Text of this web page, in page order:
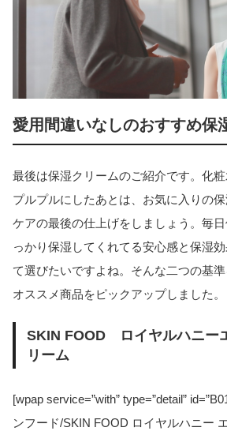
愛用間違いなしのおすすめ保
最後は保湿クリームのご紹介です。化
プルプルにしたあとは、お気に入りの
ケアの最後の仕上げをしましょう。毎
っかり保湿してくれてる安心感と保湿
て選びたいですよね。そんな二つの基
オススメ商品をピックアップしました。
SKIN FOOD ロイヤルハニー
リーム
[wpap service=”with” type=”detail”
ンフード/SKIN FOOD ロイヤルハニー